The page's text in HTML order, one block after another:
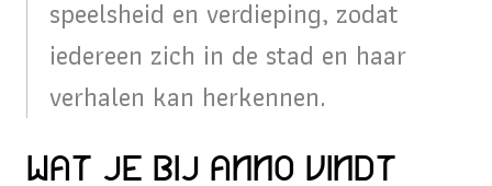
speelsheid en verdieping, zodat
iedereen zich in de stad en haar
verhalen kan herkennen.
Wat je bij ANNO vindt